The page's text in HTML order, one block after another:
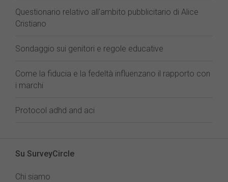
Questionario relativo all'ambito pubblicitario di Alice
Cristiano
Sondaggio sui genitori e regole educative
Come la fiducia e la fedeltà influenzano il rapporto con
i marchi
Protocol adhd and aci
Su SurveyCircle
Chi siamo